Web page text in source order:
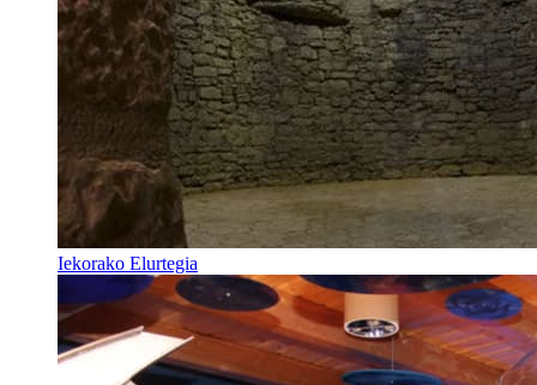
Iekorako Elurtegia